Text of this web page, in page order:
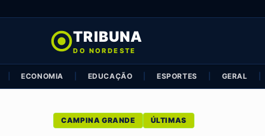
TRIBUNA
DO NORDESTE
ECONOMIA EDUCAÇÃO ESPORTES GERAL
CAMPINA GRANDE ÚLTIMAS